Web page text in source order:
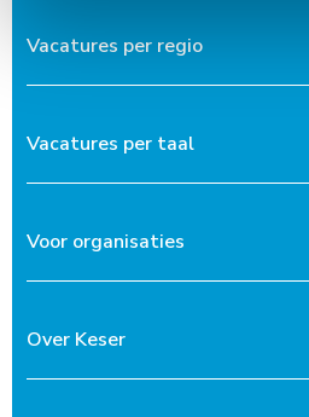
Vacatures per regio
Vacatures per taal
Voor organisaties
Over Keser